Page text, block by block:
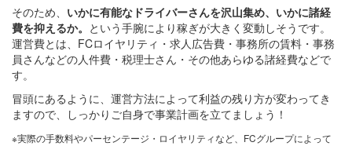
そのため、 いかに有能なドライバーさんを沢山集め、いかに諸経
費を抑えるか。 という手腕により稼ぎが大きく変動しそうです。
運営費とは、FCロイヤリティ・求人広告費・事務所の賃料・事務
員さんなどの人件費・税理士さん・その他あらゆる諸経費などで
す。
冒頭にあるように、運営方法によって利益の残り方が変わってき
ますので、しっかりご自身で事業計画を立てましょう！
※実際の手数料やパーセンテージ・ロイヤリティなど、FCグループによって